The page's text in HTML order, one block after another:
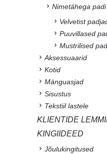
Nimetähega
Velvetist
Puuvillased
Mustrilised
Aksessuaarid
Kotid
Mänguasjad
Sisustus
Tekstiil lastele
KLIENTIDE
KINGIIDEED
Jõulukingitused